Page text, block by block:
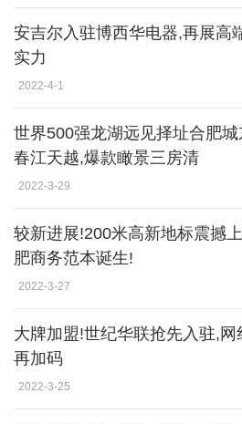
安吉尔入驻博西华电器,再展高
实力
2022-4-1
世界500强龙湖远见择址合肥城
春江天越,爆款瞰景三房清
2022-3-29
较新进展!200米高新地标震撼
肥商务范本诞生!
2022-3-27
大牌加盟!世纪华联抢先入驻,网
再加码
2022-3-25